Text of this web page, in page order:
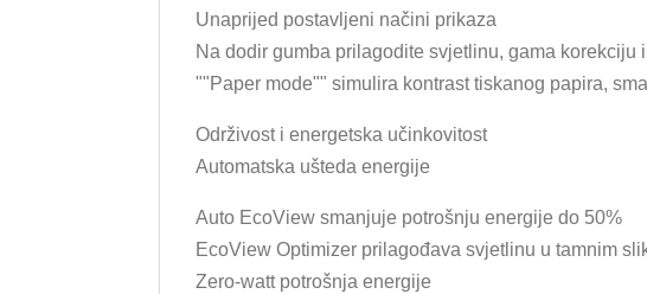
Unaprijed postavljeni načini prikaza
Na dodir gumba prilagodite svjetlinu, gama korekciju
""Paper mode"" simulira kontrast tiskanog papira,
Održivost i energetska učinkovitost
Automatska ušteda energije
Auto EcoView smanjuje potrošnju energije do 50%
EcoView Optimizer prilagođava svjetlinu u tamnim
Zero-watt potrošnja energije